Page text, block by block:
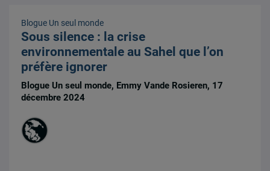
Blogue Un seul monde
Sous silence : la crise
environnementale au Sahel que l’on
préfère ignorer
Blogue Un seul monde, Emmy Vande Rosieren, 17
décembre 2024